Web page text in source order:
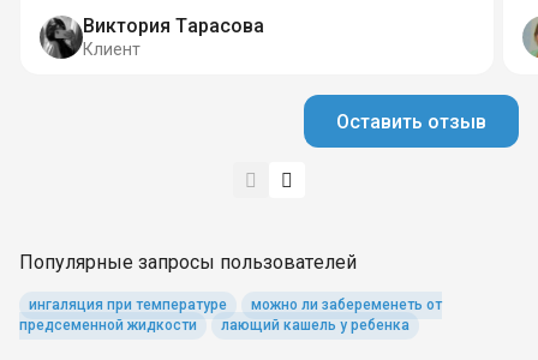
Виктория Тарасова
Клиент
Оставить отзыв
Популярные запросы пользователей
ингаляция при температуре
можно ли забеременеть от
предсеменной жидкости
лающий кашель у ребенка